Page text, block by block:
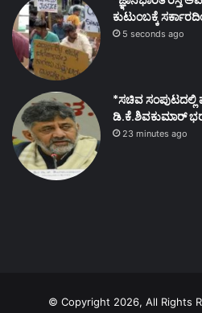
ಕುಟುಂಬಕ್ಕೆ
5 seconds ago
*ಸಚಿವ
ಡಿ.ಕೆ.ಶಿವಕುಮಾರ್
23 minutes ago
© Copyright 2026, All Rights